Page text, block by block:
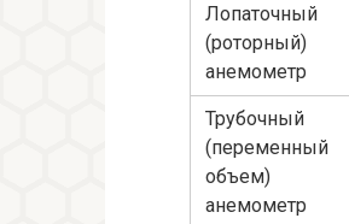
Лопаточный
(роторный)
анемометр
Трубочный
(переменный
объем)
анемометр